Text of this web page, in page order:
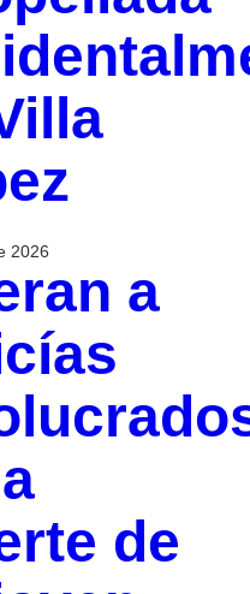
2026
a
de